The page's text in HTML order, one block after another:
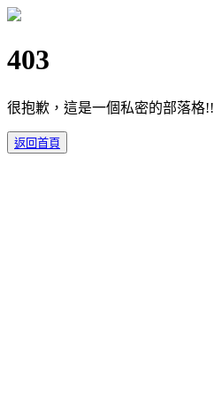
403
很抱歉，這是一個私密的部落格!!
返回首頁